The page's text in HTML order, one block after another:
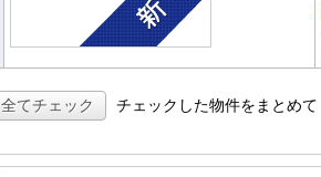
全てチェック チェックした物件をまとめて